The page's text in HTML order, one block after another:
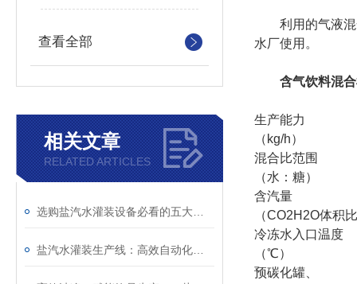
查看全部
相关文章
RELATED ARTICLES
利用的气液混合
水厂使用。
含气饮料混
生产能力
（kg/h）
混合比范围
（水：糖）
含汽量
（CO2H2O体积
冷冻水入口温度
（℃）
预碳化罐、